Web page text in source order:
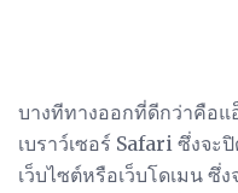
บางทีทางออกที่ดีกว่าคือ
เบราว์เซอร์ Safari ซึ่งจ
เว็บไซต์หรือเว็บโดเมน ซึ่